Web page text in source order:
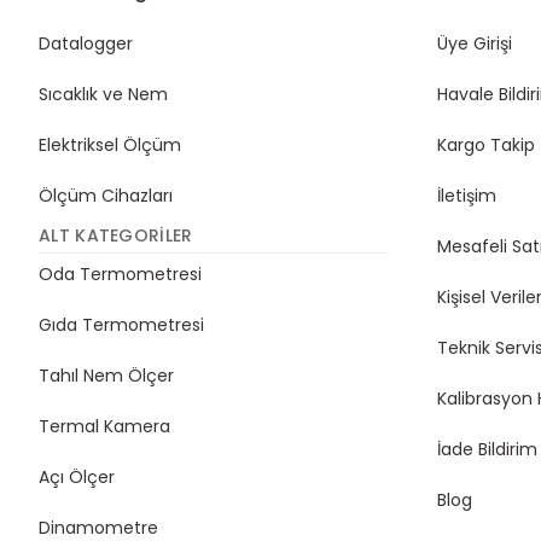
Datalogger
Sıcaklık ve Nem
Elektriksel Ölçüm
Ölçüm Cihazları
ALT KATEGORILER
Oda Termometresi
Gıda Termometresi
Tahıl Nem Ölçer
Termal Kamera
Açı Ölçer
Dinamometre
Üye Girişi
Havale
Kargo Takip
İletişim
Mesafeli
Kişisel
Teknik Servis
Kalibrasyon
İade
Blog